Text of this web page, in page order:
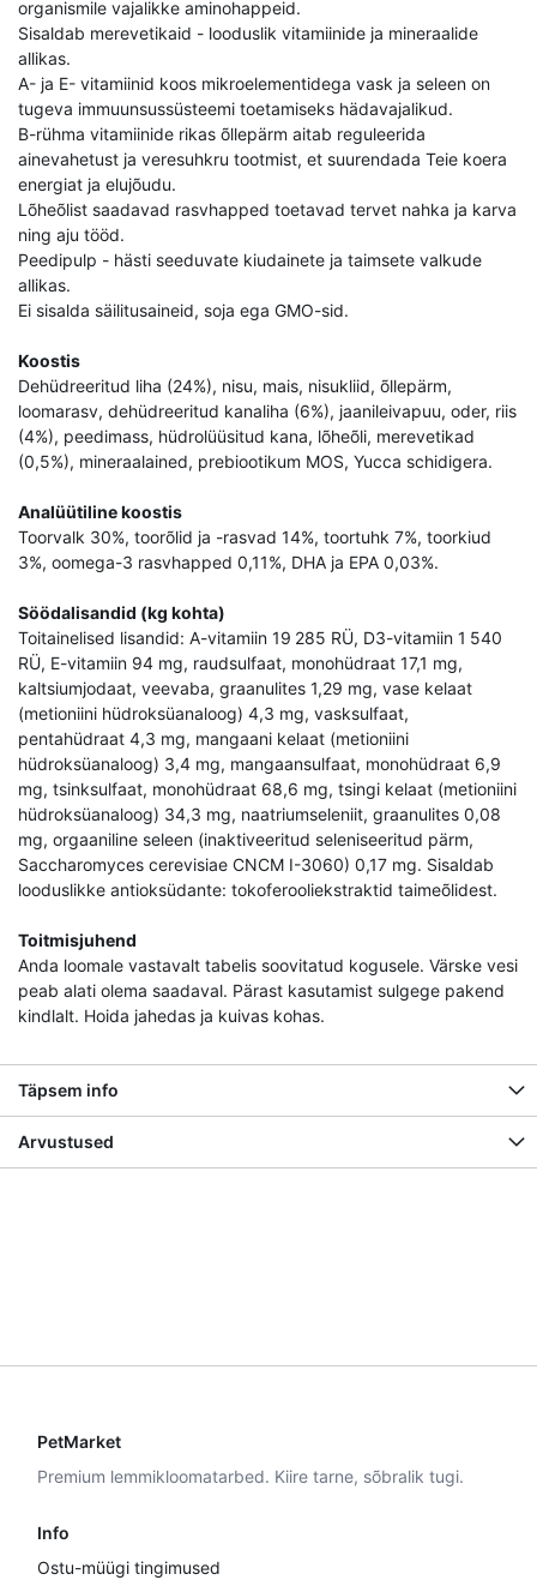
organismile vajalikke aminohappeid.
Sisaldab merevetikaid - looduslik vitamiinide ja mineraalide
allikas.
A- ja E- vitamiinid koos mikroelementidega vask ja seleen on
tugeva immuunsussüsteemi toetamiseks hädavajalikud.
B-rühma vitamiinide rikas õllepärm aitab reguleerida
ainevahetust ja veresuhkru tootmist, et suurendada Teie koera
energiat ja elujõudu.
Lõheõlist saadavad rasvhapped toetavad tervet nahka ja karva
ning aju tööd.
Peedipulp - hästi seeduvate kiudainete ja taimsete valkude
allikas.
Ei sisalda säilitusaineid, soja ega GMO-sid.
Koostis
Dehüdreeritud liha (24%), nisu, mais, nisukliid, õllepärm,
loomarasv, dehüdreeritud kanaliha (6%), jaanileivapuu, oder, riis
(4%), peedimass, hüdrolüüsitud kana, lõheõli, merevetikad
(0,5%), mineraalained, prebiootikum MOS, Yucca schidigera.
Analüütiline koostis
Toorvalk 30%, toorõlid ja -rasvad 14%, toortuhk 7%, toorkiud
3%, oomega-3 rasvhapped 0,11%, DHA ja EPA 0,03%.
Söödalisandid (kg kohta)
Toitainelised lisandid: A-vitamiin 19 285 RÜ, D3-vitamiin 1 540
RÜ, E-vitamiin 94 mg, raudsulfaat, monohüdraat 17,1 mg,
kaltsiumjodaat, veevaba, graanulites 1,29 mg, vase kelaat
(metioniini hüdroksüanaloog) 4,3 mg, vasksulfaat,
pentahüdraat 4,3 mg, mangaani kelaat (metioniini
hüdroksüanaloog) 3,4 mg, mangaansulfaat, monohüdraat 6,9
mg, tsinksulfaat, monohüdraat 68,6 mg, tsingi kelaat (metioniini
hüdroksüanaloog) 34,3 mg, naatriumseleniit, graanulites 0,08
mg, orgaaniline seleen (inaktiveeritud seleniseeritud pärm,
Saccharomyces cerevisiae CNCM I-3060) 0,17 mg. Sisaldab
looduslikke antioksüdante: tokoferooliekstraktid taimeõlidest.
Toitmisjuhend
Anda loomale vastavalt tabelis soovitatud kogusele. Värske vesi
peab alati olema saadaval. Pärast kasutamist sulgege pakend
kindlalt. Hoida jahedas ja kuivas kohas.
Täpsem info
Arvustused
PetMarket
Premium lemmikloomatarbed. Kiire tarne, sõbralik tugi.
Info
Ostu-müügi tingimused